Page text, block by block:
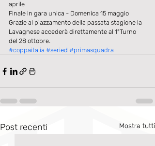
aprile
Finale in gara unica - Domenica 15 maggio
Grazie al piazzamento della passata stagione la
Lavagnese accederà direttamente al 1°Turno
del 28 ottobre.
#coppaitalia #seried #primasquadra
Post recenti Mostra tutti